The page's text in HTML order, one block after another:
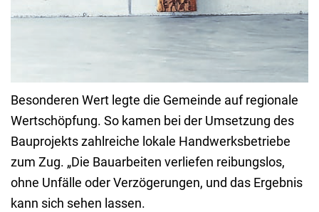
Besonderen Wert legte die Gemeinde auf regionale
Wertschöpfung. So kamen bei der Umsetzung des
Bauprojekts zahlreiche lokale Handwerksbetriebe
zum Zug. „Die Bauarbeiten verliefen reibungslos,
ohne Unfälle oder Verzögerungen, und das Ergebnis
kann sich sehen lassen.